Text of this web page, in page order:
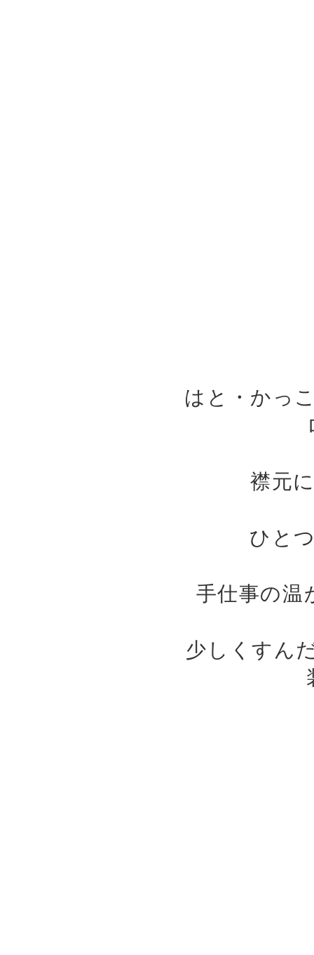
はと・かっ
襟元
ひと
手仕事の温
少しくすん